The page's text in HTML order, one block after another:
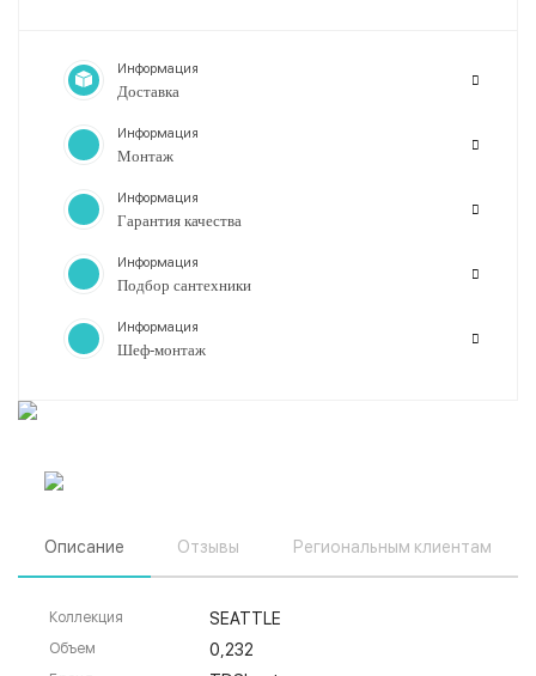
Информация
Доставка
Информация
Монтаж
Информация
Гарантия качества
Информация
Подбор сантехники
Информация
Шеф-монтаж
Описание Отзывы Региональным клиентам
Коллекция SEATTLE
Объем 0,232